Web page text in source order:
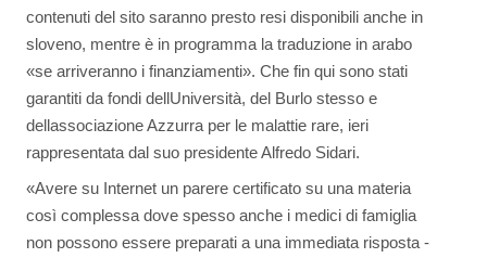
contenuti del sito saranno presto resi disponibili anche in
sloveno, mentre è in programma la traduzione in arabo
«se arriveranno i finanziamenti». Che fin qui sono stati
garantiti da fondi dellUniversità, del Burlo stesso e
dellassociazione Azzurra per le malattie rare, ieri
rappresentata dal suo presidente Alfredo Sidari.
«Avere su Internet un parere certificato su una materia
così complessa dove spesso anche i medici di famiglia
non possono essere preparati a una immediata risposta -